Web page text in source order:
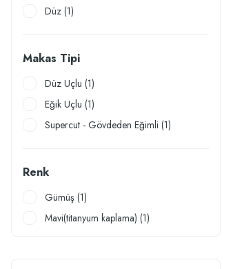
Düz (1)
Makas Tipi
Düz Uçlu (1)
Eğik Uçlu (1)
Supercut - Gövdeden Eğimli (1)
Renk
Gümüş (1)
Mavi(titanyum kaplama) (1)